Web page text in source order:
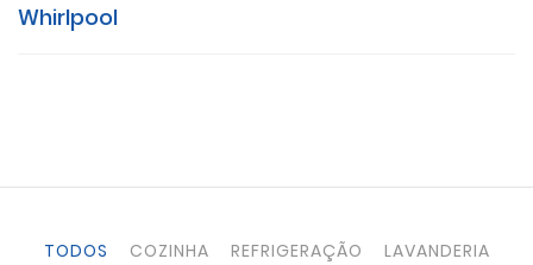
Whirlpool
TODOS COZINHA REFRIGERAÇÃO LAVANDERIA